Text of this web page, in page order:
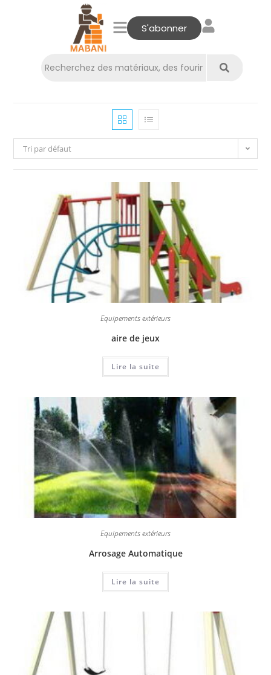
S'abonner
Tri par défaut
Equipements extérieurs
aire de jeux
Lire la suite
Equipements extérieurs
Arrosage Automatique
Lire la suite